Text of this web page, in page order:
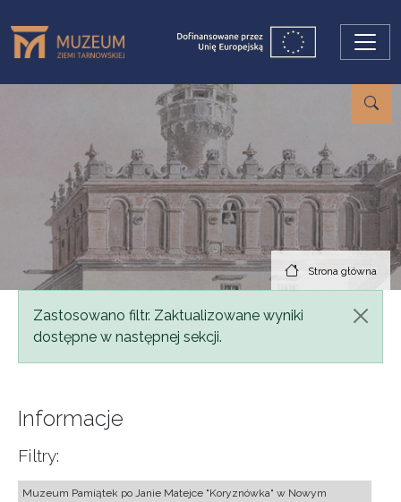
Strona główna
Komunikat
Zastosowano filtr. Zaktualizowane wyniki
dostępne w następnej sekcji.
Informacje
Filtry:
Muzeum Pamiątek po Janie Matejce "Koryznówka" w Nowym